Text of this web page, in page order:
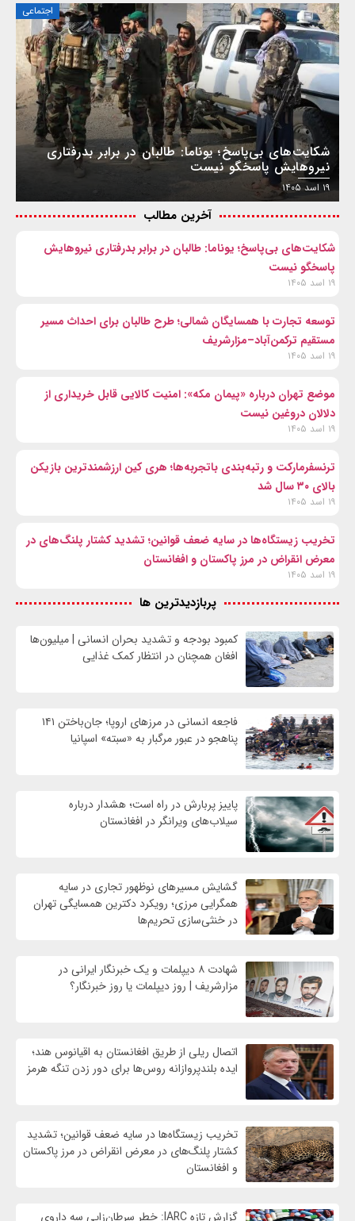
اجتماعی
شکایت‌های بی‌پاسخ؛ یوناما: طالبان در برابر بدرفتاری
نیروهایش پاسخگو نیست
۱۹ اسد ۱۴۰۵
آخرین مطالب
شکایت‌های بی‌پاسخ؛ یوناما: طالبان در برابر بدرفتاری نیروهایش
پاسخگو نیست
۱۹ اسد ۱۴۰۵
توسعه تجارت با همسایگان شمالی؛ طرح طالبان برای احداث مسیر
مستقیم ترکمن‌آباد–مزارشریف
۱۹ اسد ۱۴۰۵
موضع تهران درباره «پیمان مکه»: امنیت کالایی قابل خریداری از
دلالان دروغین نیست
۱۹ اسد ۱۴۰۵
ترنسفرمارکت و رتبه‌بندی باتجربه‌ها؛ هری کین ارزشمندترین بازیکن
بالای ۳۰ سال شد
۱۹ اسد ۱۴۰۵
تخریب زیستگاه‌ها در سایه ضعف قوانین؛ تشدید کشتار پلنگ‌های در
معرض انقراض در مرز پاکستان و افغانستان
۱۹ اسد ۱۴۰۵
پربازدیدترین ها
کمبود بودجه و تشدید بحران انسانی | میلیون‌ها
افغان همچنان در انتظار کمک غذایی
فاجعه انسانی در مرزهای اروپا؛ جان‌باختن ۱۴۱
پناهجو در عبور مرگبار به «سبته» اسپانیا
پاییز پربارش در راه است؛ هشدار درباره
سیلاب‌های ویرانگر در افغانستان
گشایش مسیرهای نوظهور تجاری در سایه
همگرایی مرزی؛ رویکرد دکترین همسایگی تهران
در خنثی‌سازی تحریم‌ها
شهادت ۸ دیپلمات و یک خبرنگار ایرانی در
مزارشریف | روز دیپلمات یا روز خبرنگار؟
اتصال ریلی از طریق افغانستان به اقیانوس هند؛
ایده بلندپروازانه روس‌ها برای دور زدن تنگه هرمز
تخریب زیستگاه‌ها در سایه ضعف قوانین؛ تشدید
کشتار پلنگ‌های در معرض انقراض در مرز پاکستان
و افغانستان
گزارش تازه IARC: خطر سرطان‌زایی سه داروی